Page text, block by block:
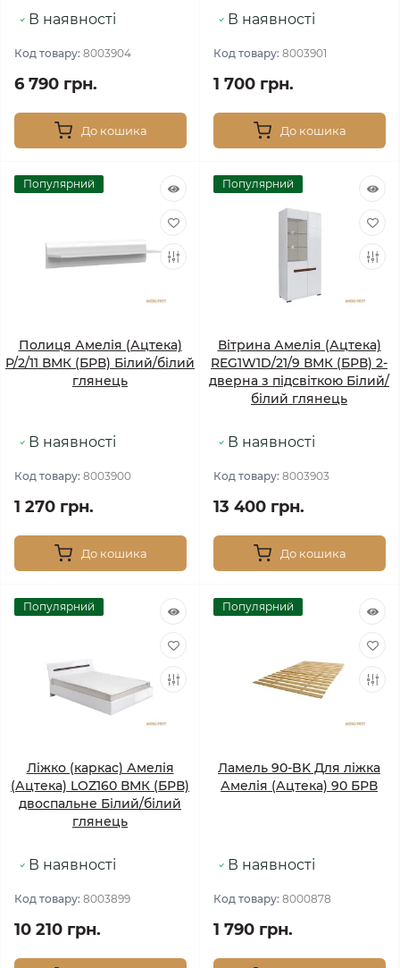
В наявності
Код товару: 8003904
6 790 грн.
До кошика
В наявності
Код товару: 8003901
1 700 грн.
До кошика
Популярний
Полиця Амелія (Ацтека)
P/2/11 ВМК (БРВ) Білий/білий
глянець
В наявності
Код товару: 8003900
1 270 грн.
До кошика
Популярний
Вітрина Амелія (Ацтека)
REG1W1D/21/9 ВМК (БРВ) 2-
дверна з підсвіткою Білий/
білий глянець
В наявності
Код товару: 8003903
13 400 грн.
До кошика
Популярний
Ліжко (каркас) Амелія
(Ацтека) LOZ160 ВМК (БРВ)
двоспальне Білий/білий
глянець
В наявності
Код товару: 8003899
10 210 грн.
Популярний
Ламель 90-BK Для ліжка
Амелія (Ацтека) 90 БРВ
В наявності
Код товару: 8000878
1 790 грн.